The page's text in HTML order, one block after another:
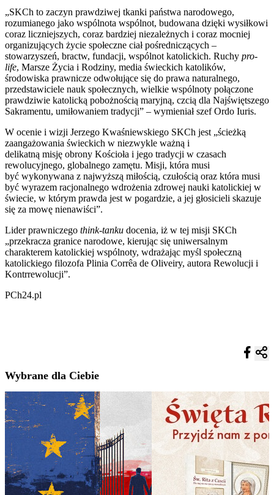
„SKCh to zaczyn prawdziwej tkanki państwa narodowego,
rozumianego jako wspólnota wspólnot, budowana dzięki wysiłkowi
coraz liczniejszych, coraz bardziej niezależnych i coraz mocniej
organizujących życie społeczne ciał pośredniczących –
stowarzyszeń, bractw, fundacji, wspólnot katolickich. Ruchy pro-
life, Marsze Życia i Rodziny, media świeckich katolików,
środowiska prawnicze odwołujące się do prawa naturalnego,
przedstawiciele nauk społecznych, wielkie wspólnoty połączone
prawdziwie katolicką pobożnością maryjną, czcią dla Najświętszego
Sakramentu, umiłowaniem tradycji” – wymieniał szef Ordo Iuris.
W ocenie i wizji Jerzego Kwaśniewskiego SKCh jest „ścieżką
zaangażowania świeckich w niezwykle ważną i
delikatną misję obrony Kościoła i jego tradycji w czasach
rewolucyjnego, globalnego zamętu. Misji, która musi
być wykonywana z najwyższą miłością, czułością oraz która musi
być wyrazem racjonalnego wdrożenia zdrowej nauki katolickiej w
świecie, w którym prawda jest w pogardzie, a jej głosicieli skazuje
się za mowę nienawiści”.
Lider prawniczego think-tanku docenia, iż w tej misji SKCh
„przekracza granice narodowe, kierując się uniwersalnym
charakterem katolickiej wspólnoty, wdrażając myśl społeczną
katolickiego filozofa Plinia Corrêa de Oliveiry, autora Rewolucji i
Kontrrewolucji”.
PCh24.pl
Wybrane dla Ciebie